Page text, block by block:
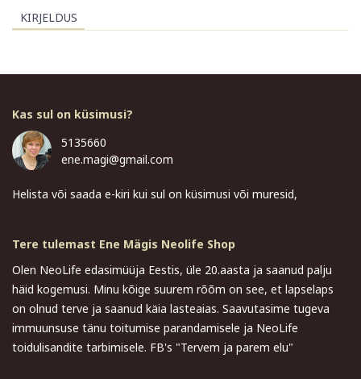
KIRJELDUS
Kas sul on küsimusi?
5135660
ene.magi@gmail.com
Helista või saada e-kiri kui sul on küsimusi või muresid,
Tere tulemast Ene Mägis Neolife Shop
Olen NeoLife edasimüüja Eestis, üle 20.aasta ja saanud palju
häid kogemusi. Minu kõige suurem rõõm on see, et lapselaps
on olnud terve ja saanud käia lasteaias. Saavutasime tugeva
immuunsuse tänu toitumise parandamisele ja NeoLife
toidulisandite tarbimisele. FB's "Tervem ja parem elu"